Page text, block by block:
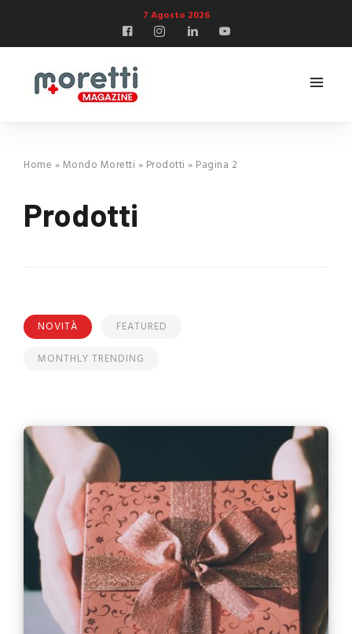
7 Agosto 2026
Home »Mondo Moretti » Prodotti » Pagina 2
Prodotti
NOVITÀ
FEATURED
MONTHLY TRENDING